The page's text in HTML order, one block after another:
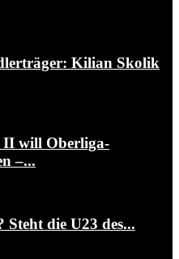
Kilian Skolik
II will Oberliga-
–...
die U23 des...